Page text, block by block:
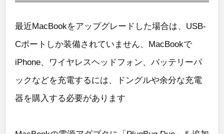
最近MacBookをアップグレードした場合は、USB-
Cポートしか装備されていません、MacBookで
iPhone、ワイヤレスヘッドフォン、バッテリーパ
ックなどを充電するには、ドングルや余分な充電
器を購入する必要があります